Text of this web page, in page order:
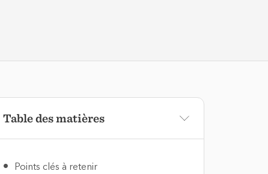
Table des matières
Points clés à retenir